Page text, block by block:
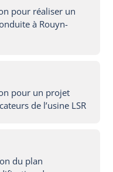
pour réaliser un
à Rouyn-
pour un projet
de l’usine LSR
du plan